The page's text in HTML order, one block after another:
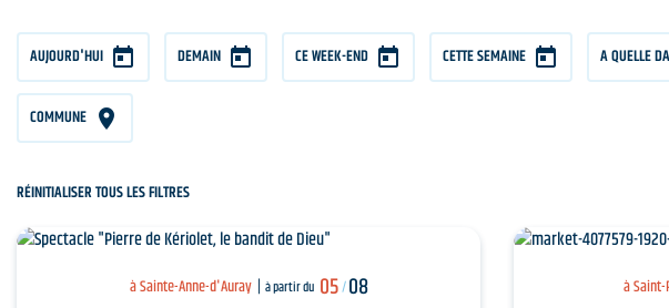
AUJOURD'HUI DEMAIN CE WEEK-END CETTE SEMAINE A QUELLE
COMMUNE
RÉINITIALISER TOUS LES FILTRES
à Sainte-Anne-d'Auray à partir du 05/ 08 à